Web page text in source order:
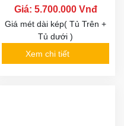
Giá: 5.700.000 Vnđ
Giá mét dài kép( Tủ Trên +
Tủ dưới )
Xem chi tiết